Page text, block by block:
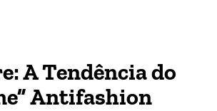
A Tendência do
Antifashion